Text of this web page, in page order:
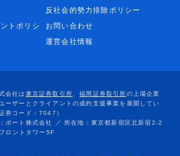
反社会的勢力排除ポリシー
トポリシ
お問い合わせ
運営会社情報